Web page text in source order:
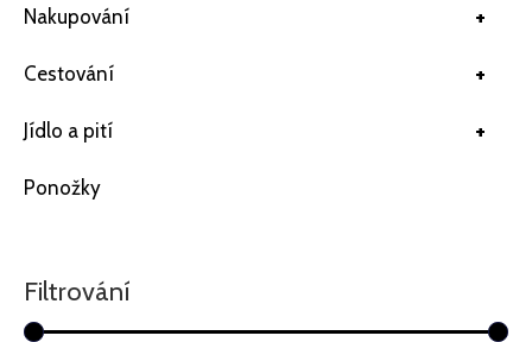
+
Nakupování
+
Cestování
+
Jídlo a pití
Ponožky
Filtrování